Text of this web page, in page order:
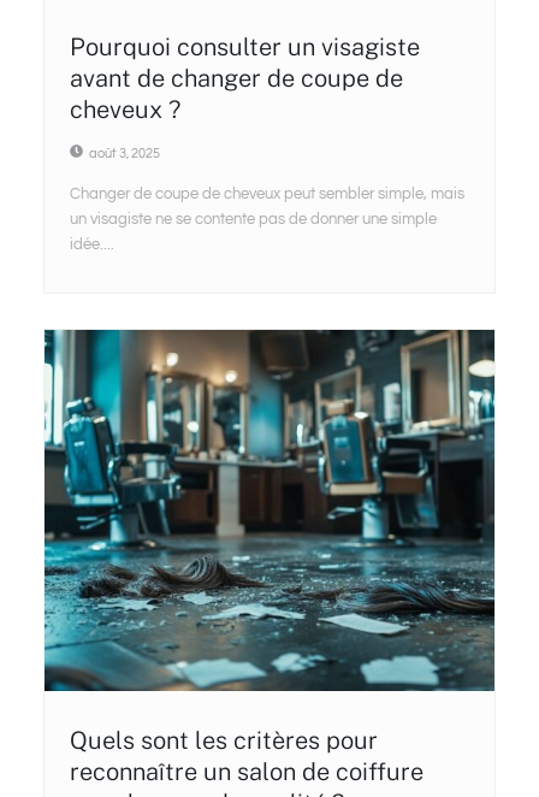
Pourquoi consulter un visagiste
avant de changer de coupe de
cheveux ?
août 3, 2025
Changer de coupe de cheveux peut sembler simple, mais
un visagiste ne se contente pas de donner une simple
idée....
Quels sont les critères pour
reconnaître un salon de coiffure